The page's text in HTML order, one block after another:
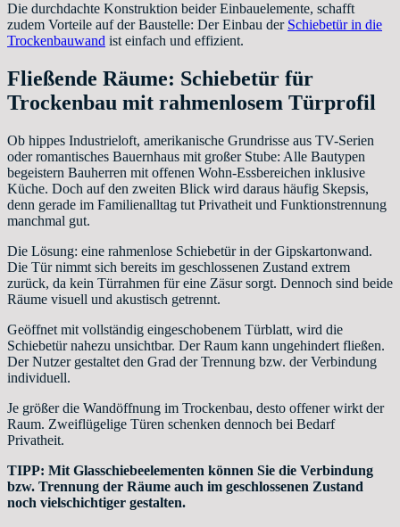
Die durchdachte Konstruktion beider Einbauelemente, schafft
zudem Vorteile auf der Baustelle: Der Einbau der Schiebetür in die
Trockenbauwand ist einfach und effizient.
Fließende Räume: Schiebetür für
Trockenbau mit rahmenlosem Türprofil
Ob hippes Industrieloft, amerikanische Grundrisse aus TV-Serien
oder romantisches Bauernhaus mit großer Stube: Alle Bautypen
begeistern Bauherren mit offenen Wohn-Essbereichen inklusive
Küche. Doch auf den zweiten Blick wird daraus häufig Skepsis,
denn gerade im Familienalltag tut Privatheit und Funktionstrennung
manchmal gut.
Die Lösung: eine rahmenlose Schiebetür in der Gipskartonwand.
Die Tür nimmt sich bereits im geschlossenen Zustand extrem
zurück, da kein Türrahmen für eine Zäsur sorgt. Dennoch sind beide
Räume visuell und akustisch getrennt.
Geöffnet mit vollständig eingeschobenem Türblatt, wird die
Schiebetür nahezu unsichtbar. Der Raum kann ungehindert fließen.
Der Nutzer gestaltet den Grad der Trennung bzw. der Verbindung
individuell.
Je größer die Wandöffnung im Trockenbau, desto offener wirkt der
Raum. Zweiflügelige Türen schenken dennoch bei Bedarf
Privatheit.
TIPP: Mit Glasschiebeelementen können Sie die Verbindung
bzw. Trennung der Räume auch im geschlossenen Zustand
noch vielschichtiger gestalten.